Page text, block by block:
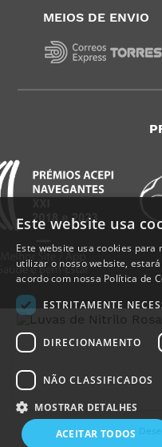
MEIOS DE ENVIO
MedicalShop
Este website usa
Este website usa cookies
utilizar o nosso website,
acordo com nossa Política de
ESTRITAMENTE
DIRECIONAMENTO
NÃO CLASSIFICADOS
MOSTRAR DETALHES
ACEITAR TODOS